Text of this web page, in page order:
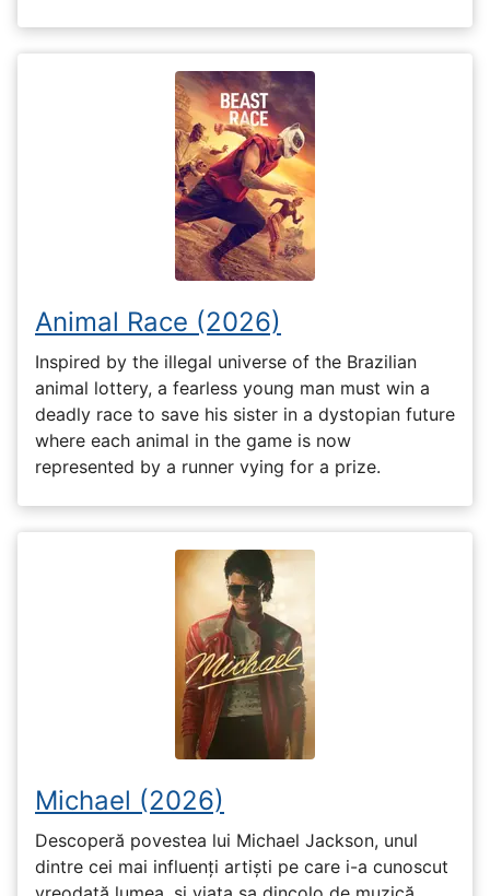
Animal Race (2026)
Inspired by the illegal universe of the Brazilian
animal lottery, a fearless young man must win a
deadly race to save his sister in a dystopian future
where each animal in the game is now
represented by a runner vying for a prize.
Michael (2026)
Descoperă povestea lui Michael Jackson, unul
dintre cei mai influenți artiști pe care i-a cunoscut